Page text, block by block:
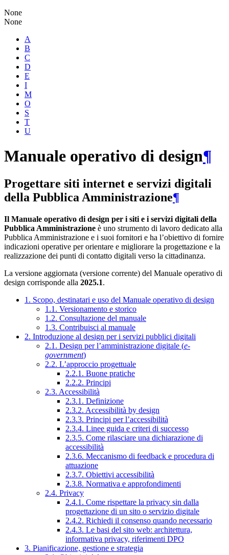
None
None
A
B
C
D
E
I
M
O
S
T
U
Manuale operativo di design¶
Progettare siti internet e servizi digitali
della Pubblica Amministrazione¶
Il Manuale operativo di design per i siti e i servizi digitali della
Pubblica Amministrazione è uno strumento di lavoro dedicato alla
Pubblica Amministrazione e i suoi fornitori e ha l’obiettivo di fornire
indicazioni operative per orientare e migliorare la progettazione e la
realizzazione dei punti di contatto digitali verso la cittadinanza.
La versione aggiornata (versione corrente) del Manuale operativo di
design corrisponde alla 2025.1.
1. Scopo, destinatari e uso del Manuale operativo di design
1.1. Versionamento e storico
1.2. Consultazione del manuale
1.3. Contribuisci al manuale
2. Introduzione al design per i servizi pubblici digitali
2.1. Design per l’amministrazione digitale (e-
government)
2.2. L’approccio progettuale
2.2.1. Buone pratiche
2.2.2. Principi
2.3. Accessibilità
2.3.1. Definizione
2.3.2. Accessibilità by design
2.3.3. Principi per l’accessibilità
2.3.4. Linee guida e criteri di successo
2.3.5. Come rilasciare una dichiarazione di
accessibilità
2.3.6. Meccanismo di feedback e procedura di
attuazione
2.3.7. Obiettivi accessibilità
2.3.8. Normativa e approfondimenti
2.4. Privacy
2.4.1. Come rispettare la privacy sin dalla
progettazione di un sito o servizio digitale
2.4.2. Richiedi il consenso quando necessario
2.4.3. Le basi del sito web: architettura,
informativa privacy, riferimenti DPO
3. Pianificazione, gestione e strategia